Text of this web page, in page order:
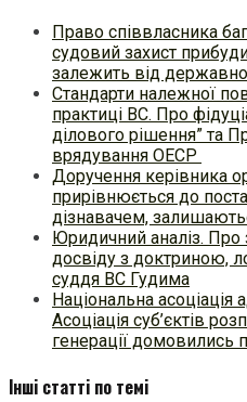
Право співвласника
судовий захист
залежить від
Стандарти належної
практиці ВC. Про
ділового рішення” та
врядування ОЕСР
Доручення керівника
прирівнюється до
дізнавачем,
Юридичний аналіз. Про
досвіду з доктриною,
суддя ВС Гудима
Національна асоціація
Асоціація суб’єктів
генерації домовились
Інші статті по темі